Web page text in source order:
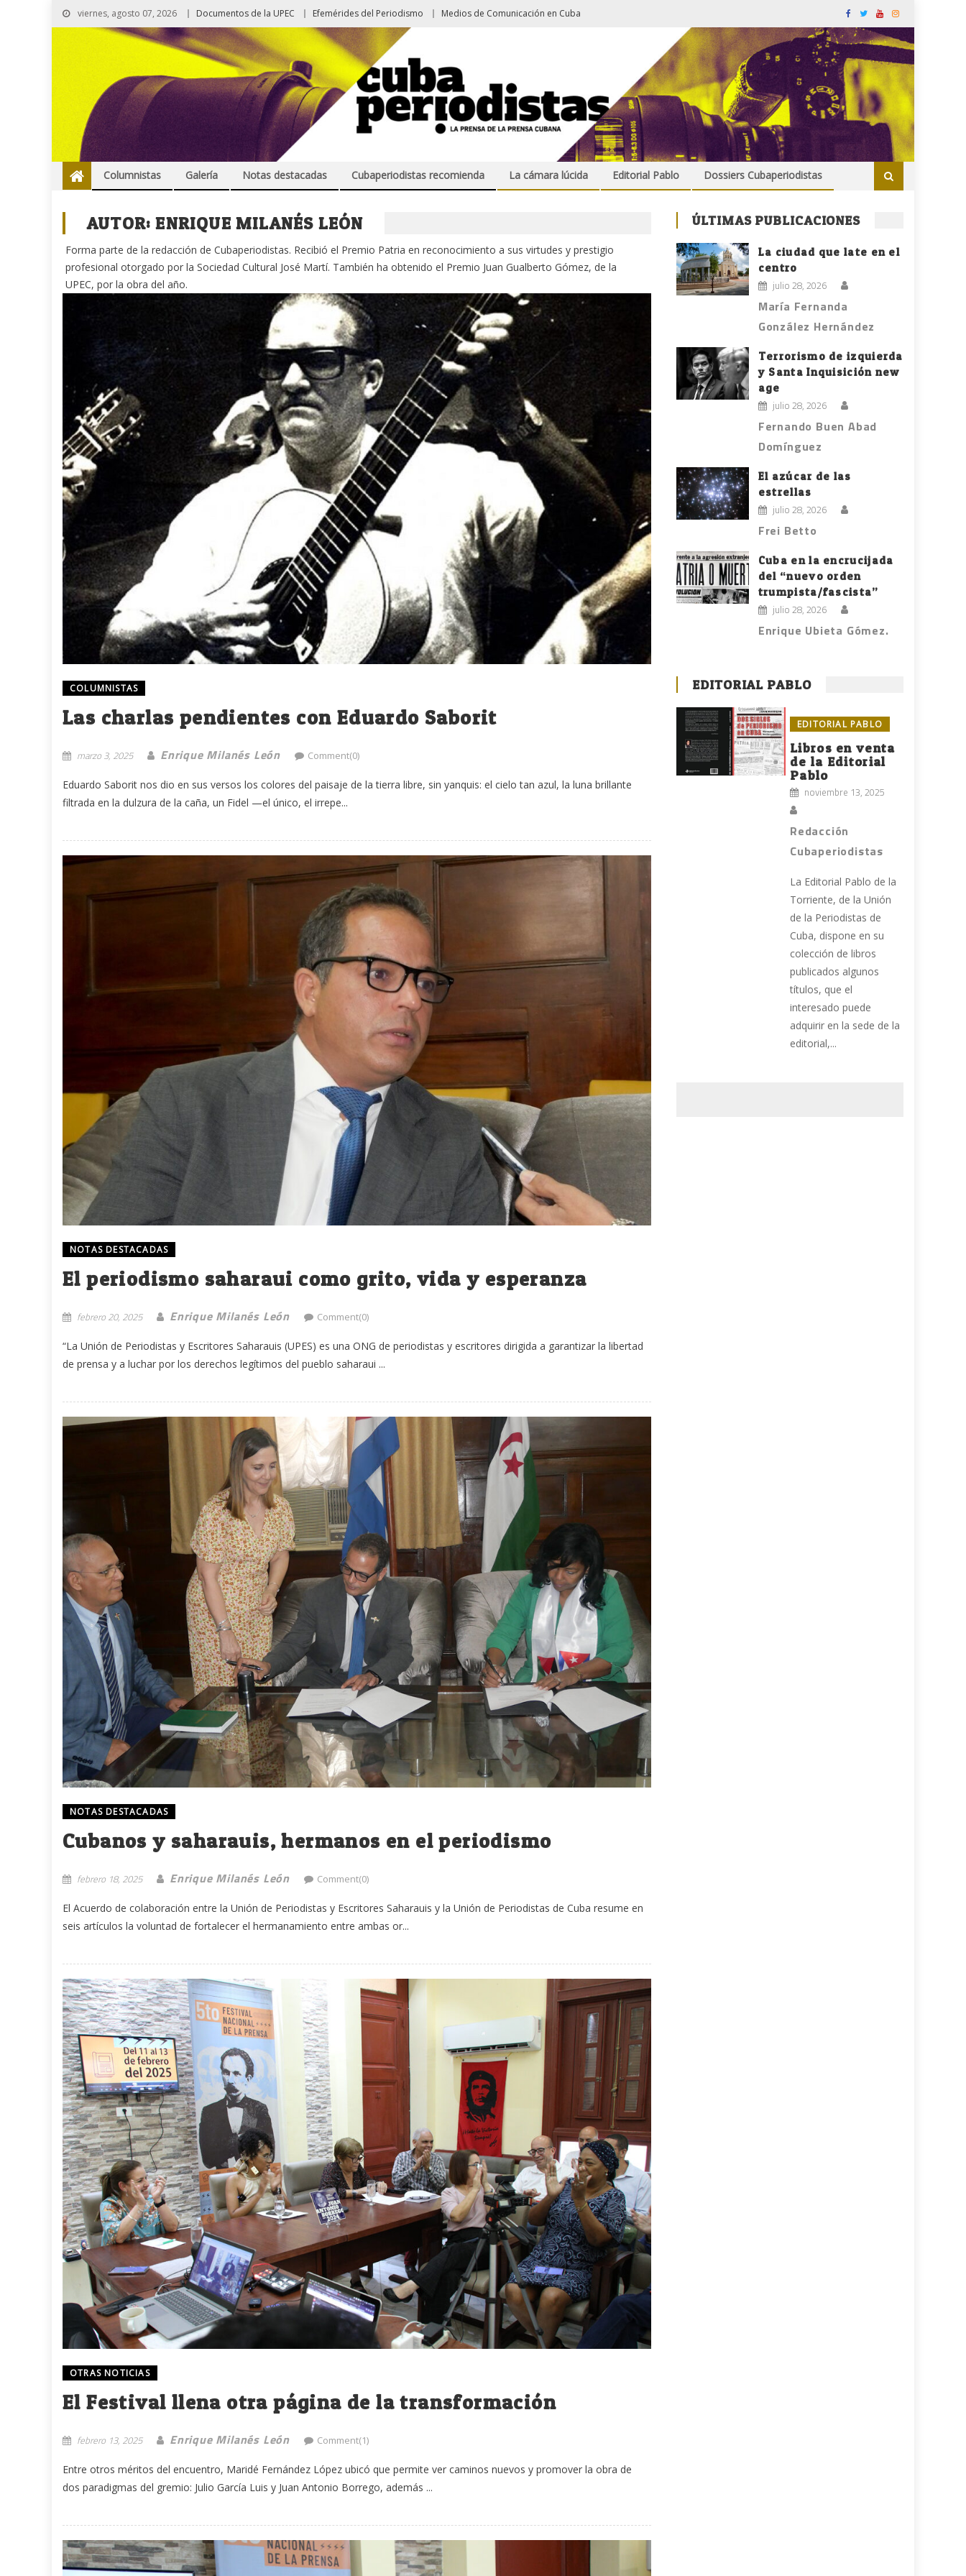
viernes, agosto 07, 2026 Documentos de la UPEC Efemérides del Periodismo Medios de Comunicación en Cuba
Columnistas Galería Notas destacadas Cubaperiodistas recomienda La cámara lúcida Editorial Pablo Dossiers Cubaperiodistas
AUTOR:ENRIQUE MILANÉS LEÓN
Forma parte de la redacción de Cubaperiodistas. Recibió el Premio Patria en reconocimiento a sus virtudes y prestigio
profesional otorgado por la Sociedad Cultural José Martí. También ha obtenido el Premio Juan Gualberto Gómez, de la
UPEC, por la obra del año.
COLUMNISTAS
Las charlas pendientes con Eduardo Saborit
marzo 3, 2025 Enrique Milanés León Comment(0)
Eduardo Saborit nos dio en sus versos los colores del paisaje de la tierra libre, sin yanquis: el cielo tan azul, la luna brillante
filtrada en la dulzura de la caña, un Fidel —el único, el irrepe...
NOTAS DESTACADAS
El periodismo saharaui como grito, vida y esperanza
febrero 20, 2025 Enrique Milanés León Comment(0)
“La Unión de Periodistas y Escritores Saharauis (UPES) es una ONG de periodistas y escritores dirigida a garantizar la libertad
de prensa y a luchar por los derechos legítimos del pueblo saharaui ...
NOTAS DESTACADAS
Cubanos y saharauis, hermanos en el periodismo
febrero 18, 2025 Enrique Milanés León Comment(0)
El Acuerdo de colaboración entre la Unión de Periodistas y Escritores Saharauis y la Unión de Periodistas de Cuba resume en
seis artículos la voluntad de fortalecer el hermanamiento entre ambas or...
OTRAS NOTICIAS
El Festival llena otra página de la transformación
febrero 13, 2025 Enrique Milanés León Comment(1)
Entre otros méritos del encuentro, Maridé Fernández López ubicó que permite ver caminos nuevos y promover la obra de
dos paradigmas del gremio: Julio García Luis y Juan Antonio Borrego, además ...
ÚLTIMAS PUBLICACIONES
La ciudad que late en el
centro
julio 28, 2026
María Fernanda
González Hernández
Terrorismo de izquierda
y Santa Inquisición new
age
julio 28, 2026
Fernando Buen Abad
Domínguez
El azúcar de las
estrellas
julio 28, 2026
Frei Betto
Cuba en la encrucijada
del “nuevo orden
trumpista/fascista”
julio 28, 2026
Enrique Ubieta Gómez.
EDITORIAL PABLO
EDITORIAL PABLO
Libros en venta
de la Editorial
Pablo
noviembre 13, 2025
Redacción
Cubaperiodistas
La Editorial Pablo de la
Torriente, de la Unión
de la Periodistas de
Cuba, dispone en su
colección de libros
publicados algunos
títulos, que el
interesado puede
adquirir en la sede de la
editorial,...